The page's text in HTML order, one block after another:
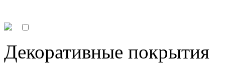
Декоративные покрытия